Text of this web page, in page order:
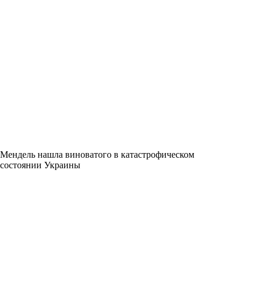
Мендель нашла виноватого в катастрофическом
состоянии Украины